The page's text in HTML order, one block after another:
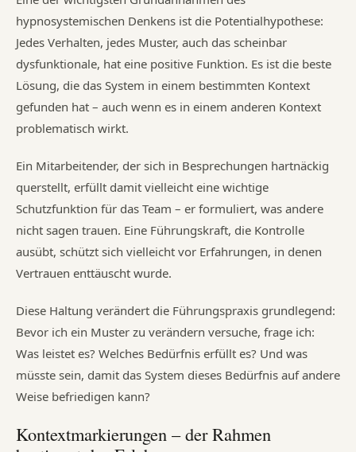
hypnosystemischen Denkens ist die Potentialhypothese:
Jedes Verhalten, jedes Muster, auch das scheinbar
dysfunktionale, hat eine positive Funktion. Es ist die beste
Lösung, die das System in einem bestimmten Kontext
gefunden hat – auch wenn es in einem anderen Kontext
problematisch wirkt.
Ein Mitarbeitender, der sich in Besprechungen hartnäckig
querstellt, erfüllt damit vielleicht eine wichtige
Schutzfunktion für das Team – er formuliert, was andere
nicht sagen trauen. Eine Führungskraft, die Kontrolle
ausübt, schützt sich vielleicht vor Erfahrungen, in denen
Vertrauen enttäuscht wurde.
Diese Haltung verändert die Führungspraxis grundlegend:
Bevor ich ein Muster zu verändern versuche, frage ich:
Was leistet es? Welches Bedürfnis erfüllt es? Und was
müsste sein, damit das System dieses Bedürfnis auf andere
Weise befriedigen kann?
Kontextmarkierungen – der Rahmen